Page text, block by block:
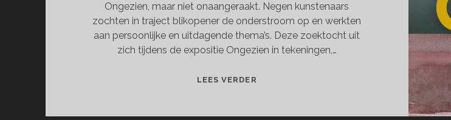
Ongezien, maar niet onaangeraakt. Negen kunstenaars
zochten in traject blikopener de onderstroom op en werkten
aan persoonlijke en uitdagende thema’s. Deze zoektocht uit
zich tijdens de expositie Ongezien in tekeningen,…
LEES VERDER